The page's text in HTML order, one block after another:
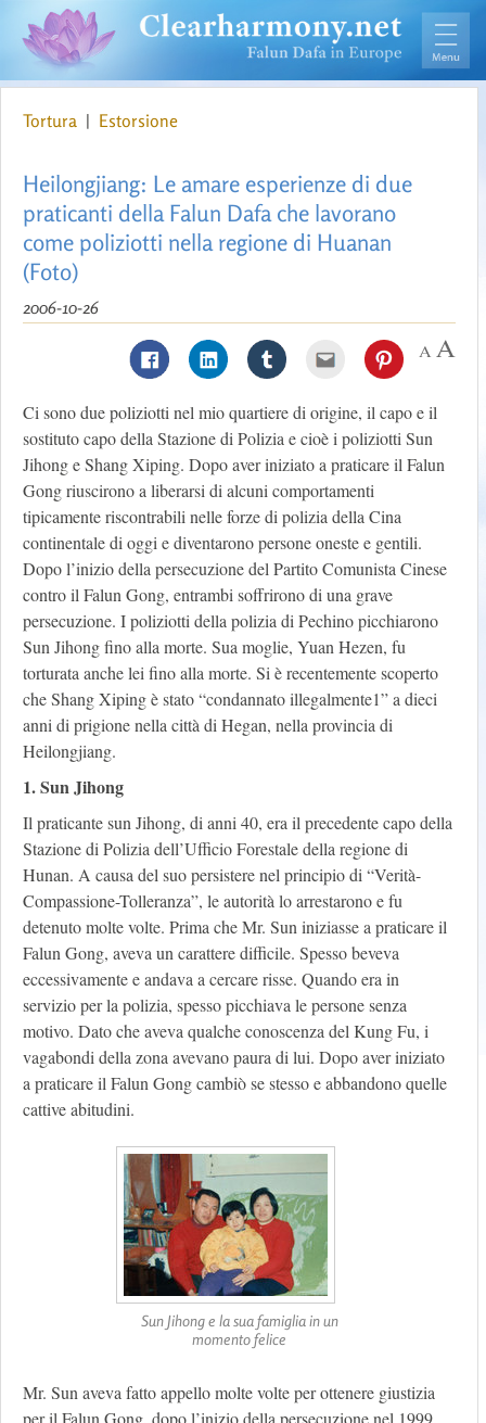
Tortura | Estorsione
Heilongjiang: Le amare esperienze di due
praticanti della Falun Dafa che lavorano
come poliziotti nella regione di Huanan
(Foto)
2006-10-26
Ci sono due poliziotti nel mio quartiere di origine, il capo e il
sostituto capo della Stazione di Polizia e cioè i poliziotti Sun
Jihong e Shang Xiping. Dopo aver iniziato a praticare il Falun
Gong riuscirono a liberarsi di alcuni comportamenti
tipicamente riscontrabili nelle forze di polizia della Cina
continentale di oggi e diventarono persone oneste e gentili.
Dopo l’inizio della persecuzione del Partito Comunista Cinese
contro il Falun Gong, entrambi soffrirono di una grave
persecuzione. I poliziotti della polizia di Pechino picchiarono
Sun Jihong fino alla morte. Sua moglie, Yuan Hezen, fu
torturata anche lei fino alla morte. Si è recentemente scoperto
che Shang Xiping è stato “condannato illegalmente1” a dieci
anni di prigione nella città di Hegan, nella provincia di
Heilongjiang.
1. Sun Jihong
Il praticante sun Jihong, di anni 40, era il precedente capo della
Stazione di Polizia dell’Ufficio Forestale della regione di
Hunan. A causa del suo persistere nel principio di “Verità-
Compassione-Tolleranza”, le autorità lo arrestarono e fu
detenuto molte volte. Prima che Mr. Sun iniziasse a praticare il
Falun Gong, aveva un carattere difficile. Spesso beveva
eccessivamente e andava a cercare risse. Quando era in
servizio per la polizia, spesso picchiava le persone senza
motivo. Dato che aveva qualche conoscenza del Kung Fu, i
vagabondi della zona avevano paura di lui. Dopo aver iniziato
a praticare il Falun Gong cambiò se stesso e abbandono quelle
cattive abitudini.
Sun Jihong e la sua famiglia in un
momento felice
Mr. Sun aveva fatto appello molte volte per ottenere giustizia